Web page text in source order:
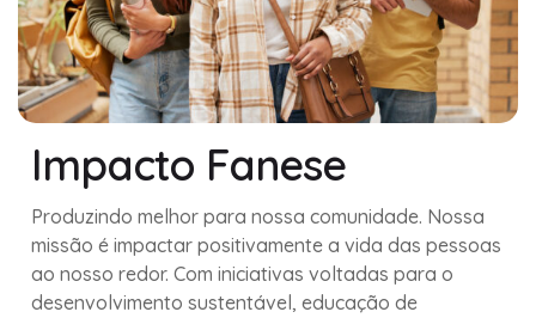
Impacto Fanese
Produzindo melhor para nossa comunidade. Nossa
missão é impactar positivamente a vida das pessoas
ao nosso redor. Com iniciativas voltadas para o
desenvolvimento sustentável, educação de